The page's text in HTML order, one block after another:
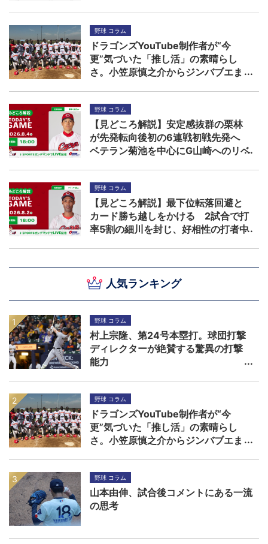
人気ランキング
野球 コラム
村上宗隆、第24号本塁打。球団打撃
ディレクターが絶賛する驚異の打撃
能力
野球 コラム
ドラゴンズYouTube制作者が“今
更”気づいた「推し活」の素晴らし
さ。小笠原慎之介からジンバブエま
野球 コラム
山本由伸、試合後コメントにある一流
の思考
野球 コラム
ドラゴンズYouTube制作者が“今
更”気づいた「推し活」の素晴らし
さ。小笠原慎之介からジンバブエま
野球 コラム
【見どころ解説】安定感抜群の栗林
が先発転向後初の6連戦初戦先発へ
ベテラン菊池を中心にG山崎へのリベ
野球 コラム
【見どころ解説】最下位転落回避と
カード勝ち越しをかける 2試合で打
率5割の細川を封じ、好相性の打者中